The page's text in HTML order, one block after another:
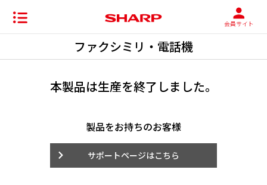
会員サイト
ファクシミリ・電話機
本製品は生産を終了しました。
製品をお持ちのお客様
サポートページはこちら